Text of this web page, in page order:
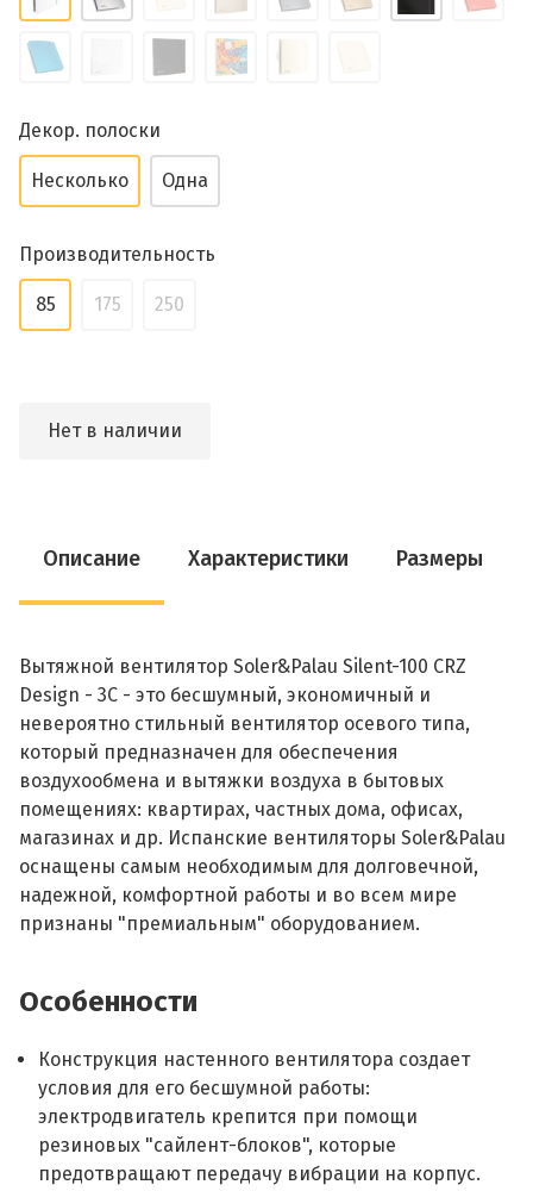
Декор. полоски
Несколько Одна
Производительность
85 175 250
Нет в наличии
Описание Характеристики Размеры
Вытяжной вентилятор Soler&Palau Silent-100 CRZ
Design - 3C - это бесшумный, экономичный и
невероятно стильный вентилятор осевого типа,
который предназначен для обеспечения
воздухообмена и вытяжки воздуха в бытовых
помещениях: квартирах, частных дома, офисах,
магазинах и др. Испанские вентиляторы Soler&Palau
оснащены самым необходимым для долговечной,
надежной, комфортной работы и во всем мире
признаны "премиальным" оборудованием.
Особенности
Конструкция настенного вентилятора создает
условия для его бесшумной работы:
электродвигатель крепится при помощи
резиновых "сайлент-блоков", которые
предотвращают передачу вибрации на корпус.